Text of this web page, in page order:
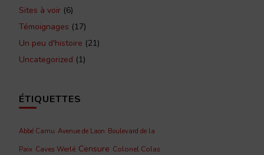
Sites à voir (6)
Témoignages (17)
Un peu d'histoire (21)
Uncategorized (1)
ÉTIQUETTES
Abbé Camu Avenue de Laon Boulevard de la
Paix Caves Werlé Censure Colonel Colas